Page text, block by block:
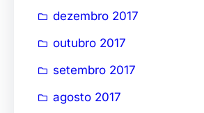
dezembro 2017
outubro 2017
setembro 2017
agosto 2017